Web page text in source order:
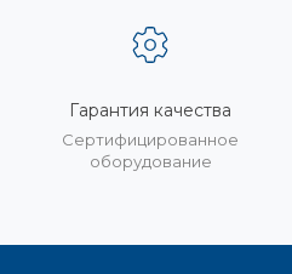
Гарантия качества
Сертифицированное
оборудование